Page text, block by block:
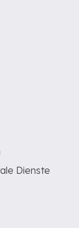
Dienste